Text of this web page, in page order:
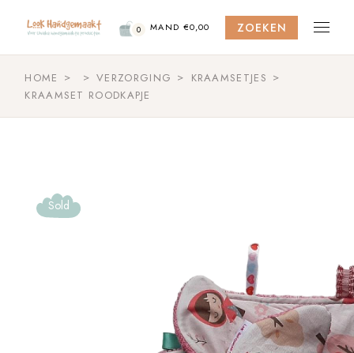
content
0 MAND €0,00 ZOEKEN
HOME VERZORGING
KRAAMSETJES
KRAAMSET ROODKAPJE
Sold